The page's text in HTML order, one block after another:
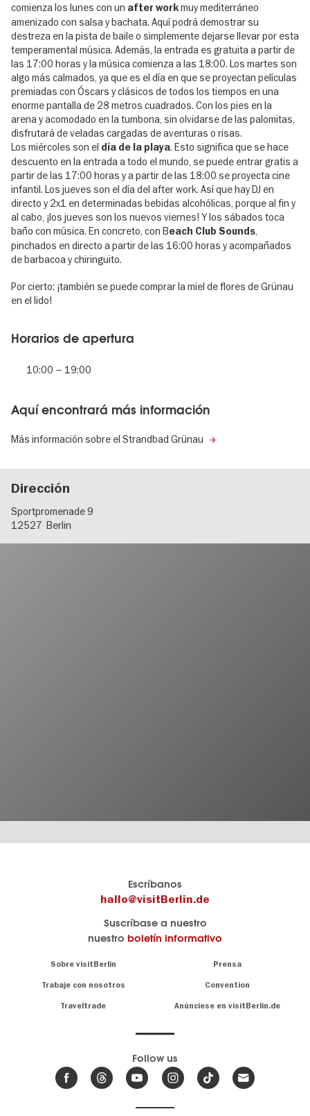
comienza los lunes con un after workmuy mediterráneo
amenizado con salsa y bachata. Aquí podrá demostrar su
destreza en la pista de baile o simplemente dejarse llevar por esta
temperamental música. Además, la entrada es gratuita a partir de
las 17:00 horas y la música comienza a las 18:00. Los martes son
algo más calmados, ya que es el día en que se proyectan películas
premiadas con Óscars y clásicos de todos los tiempos en una
enorme pantalla de 28 metros cuadrados. Con los pies en la
arena y acomodado en la tumbona, sin olvidarse de las palomitas,
disfrutará de veladas cargadas de aventuras o risas.
Los miércoles son el día de la playa. Esto significa que se hace
descuento en la entrada a todo el mundo, se puede entrar gratis a
partir de las 17:00 horas y a partir de las 18:00 se proyecta cine
infantil. Los jueves son el día del after work. Así que hay DJ en
directo y 2x1 en determinadas bebidas alcohólicas, porque al fin y
al cabo, ¡los jueves son los nuevos viernes! Y los sábados toca
baño con música. En concreto, con Beach Club Sounds,
pinchados en directo a partir de las 16:00 horas y acompañados
de barbacoa y chiringuito.
Por cierto: ¡también se puede comprar la miel de flores de Grünau
en el lido!
Horarios de apertura
10:00 – 19:00
Aquí encontrará más información
Más información sobre el Strandbad Grünau
Dirección
Sportpromenade 9
12527 Berlin
Escríbanos
hallo@visitBerlin.de
Suscríbase a nuestro
nuestro boletín informativo
Sobre visitBerlin Prensa
Trabaje con nosotros Convention
Traveltrade Anúnciese en visitBerlin.de
visitBerlin.de
Conocemos
ofrecemos
Consejos
Follow us